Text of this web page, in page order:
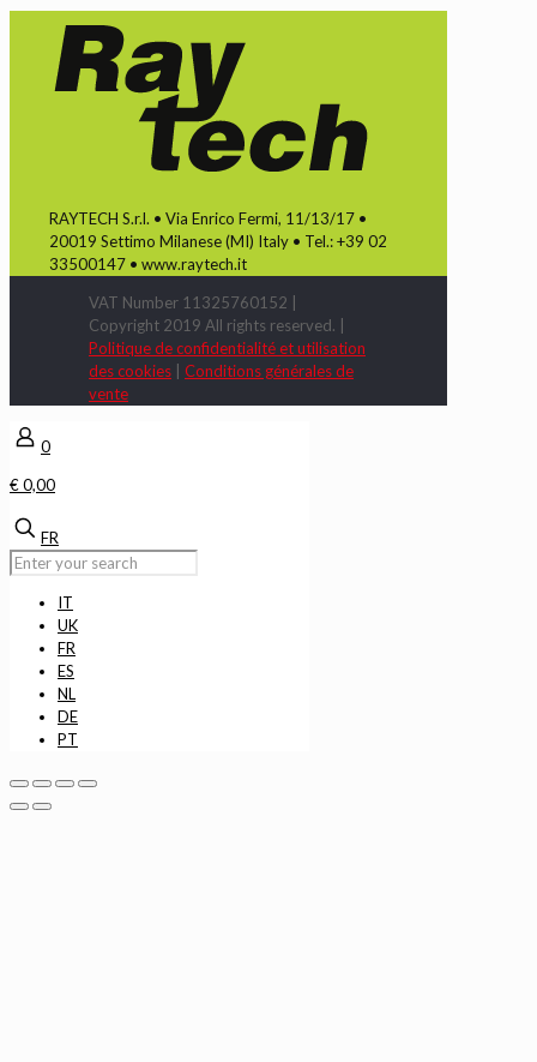
RAYTECH S.r.l. • Via Enrico Fermi, 11/13/17 •
20019 Settimo Milanese (MI) Italy • Tel.: +39 02
33500147 • www.raytech.it
VAT Number 11325760152 |
Copyright 2019 All rights reserved. |
Politique de confidentialité et utilisation
des cookies
Conditions générales de
vente
0
€ 0,00
FR
IT
UK
FR
ES
NL
DE
PT